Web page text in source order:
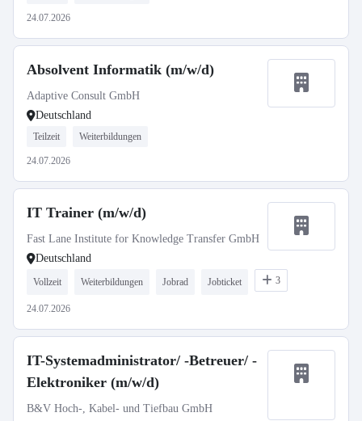
24.07.2026
Absolvent Informatik (m/w/d)
Adaptive Consult GmbH
Deutschland
Teilzeit Weiterbildungen
24.07.2026
IT Trainer (m/w/d)
Fast Lane Institute for Knowledge Transfer GmbH
Deutschland
Vollzeit Weiterbildungen Jobrad Jobticket 3
24.07.2026
IT-Systemadministrator/ -Betreuer/ -
Elektroniker (m/w/d)
B&V Hoch-, Kabel- und Tiefbau GmbH